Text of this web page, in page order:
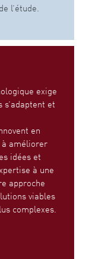
l’étude.
exige
et
en
améliorer
idées et
à une
approche
viables
complexes.